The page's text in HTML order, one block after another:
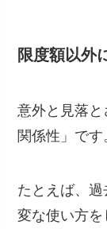
限度額以外
意外と見落
関係性」です
たとえば、
変な使い方